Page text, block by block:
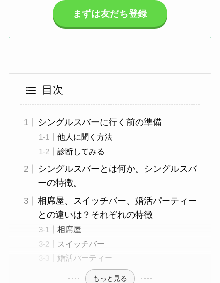
まずは友だち登録
目次
シングルスバーに行く前の準備
他人に聞く方法
診断してみる
シングルスバーとは何か。シングルスバ
ーの特徴。
相席屋、スイッチバー、婚活パーティー
との違いは？それぞれの特徴
相席屋
スイッチバー
婚活パーティー
もっと見る